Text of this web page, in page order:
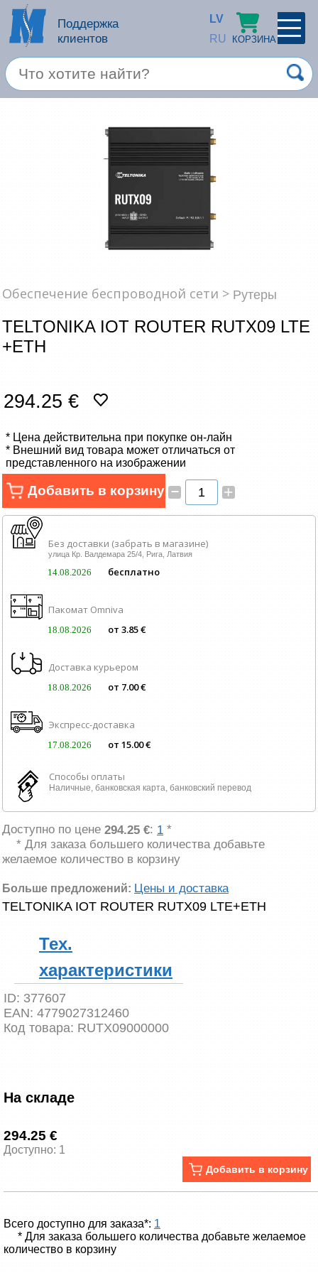
Поддержка
клиентов
LV
RU
КОРЗИНА
Зарегестрироваться
Компьютерная техника
Товары для офиса
Сетевые товары
ТВ, Фото и электроника
Автотовары
Renewd техника, Outlet
Обеспечение беспроводной сети > Рутеры
TELTONIKA IOT ROUTER RUTX09 LTE
+ETH
294.25 €
* Цена действительна при покупке он-лайн
* Внешний вид товара может отличаться от
представленного на изображении
Добавить в корзину – +
Без доставки (забрать в магазине)
улица Кр. Валдемара 25/4, Рига, Латвия
14.08.2026 бесплатно
Пакомат Omniva
18.08.2026 от 3.85 €
Доставка курьером
18.08.2026 от 7.00 €
Экспресс-доставка
17.08.2026 от 15.00 €
Способы оплаты
Наличные, банковская карта, банковский перевод
Доступно по цене 294.25 €: 1 *
* Для заказа большего количества добавьте
желаемое количество в корзину
Больше предложений: Цены и доставка
TELTONIKA IOT ROUTER RUTX09 LTE+ETH
Тех.
характеристики
ID: 377607
EAN: 4779027312460
Код товара: RUTX09000000
На складе
294.25 €
Доступно: 1
Добавить в корзину
Всего доступно для заказа*: 1
* Для заказа большего количества добавьте желаемое
количество в корзину